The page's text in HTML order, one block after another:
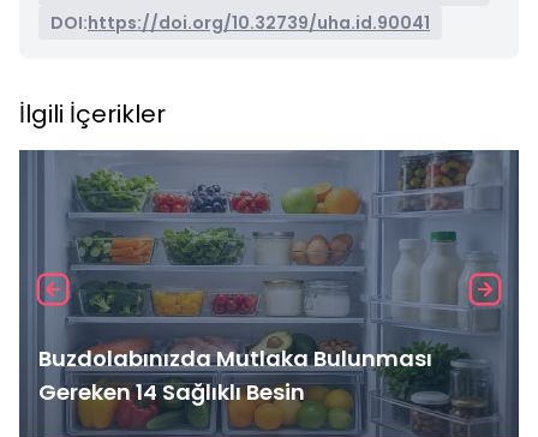
DOI:https://doi.org/10.32739/uha.id.90041
İlgili İçerikler
Buzdolabınızda Mutlaka Bulunması
Gereken 14 Sağlıklı Besin